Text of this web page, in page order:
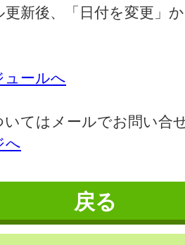
更新後、「日付を変更」
ールへ
てはメールでお問い合
へ
戻る